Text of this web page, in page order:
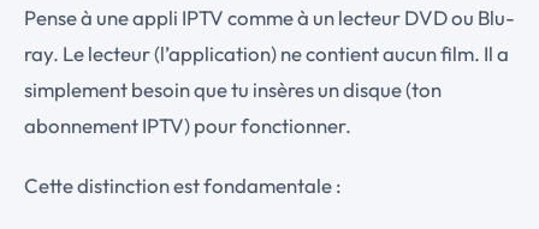
Pense à une appli IPTV comme à un lecteur DVD ou Blu-
ray. Le lecteur (l’application) ne contient aucun film. Il a
simplement besoin que tu insères un disque (ton
abonnement IPTV) pour fonctionner.
Cette distinction est fondamentale :